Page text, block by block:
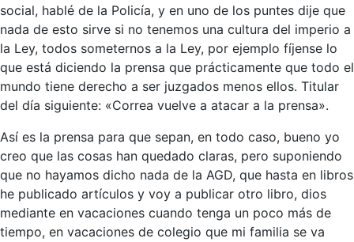
social, hablé de la Policía, y en uno de los puntes dije que
nada de esto sirve si no tenemos una cultura del imperio a
la Ley, todos someternos a la Ley, por ejemplo fíjense lo
que está diciendo la prensa que prácticamente que todo el
mundo tiene derecho a ser juzgados menos ellos. Titular
del día siguiente: «Correa vuelve a atacar a la prensa».
Así es la prensa para que sepan, en todo caso, bueno yo
creo que las cosas han quedado claras, pero suponiendo
que no hayamos dicho nada de la AGD, que hasta en libros
he publicado artículos y voy a publicar otro libro, dios
mediante en vacaciones cuando tenga un poco más de
tiempo, en vacaciones de colegio que mi familia se va